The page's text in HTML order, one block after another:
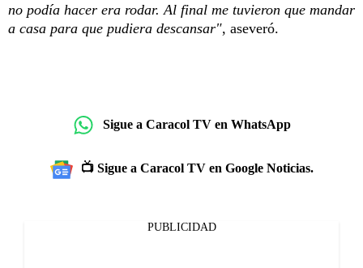
no podía hacer era rodar. Al final me tuvieron que mandar
a casa para que pudiera descansar", aseveró.
Sigue a Caracol TV en WhatsApp
📺 Sigue a Caracol TV en Google Noticias.
PUBLICIDAD